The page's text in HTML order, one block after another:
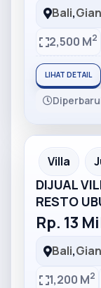
Bali,
2,500 M2
LIHAT DETAIL
Partner
Villa
DIJUAL
RESTO
Rp. 13
Bali,
1,200 M2